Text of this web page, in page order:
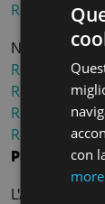
Relazione
Nucleo di
Relazione
Relazione
Relazione
Relazione
Parere
L'ANVUR -
con
more